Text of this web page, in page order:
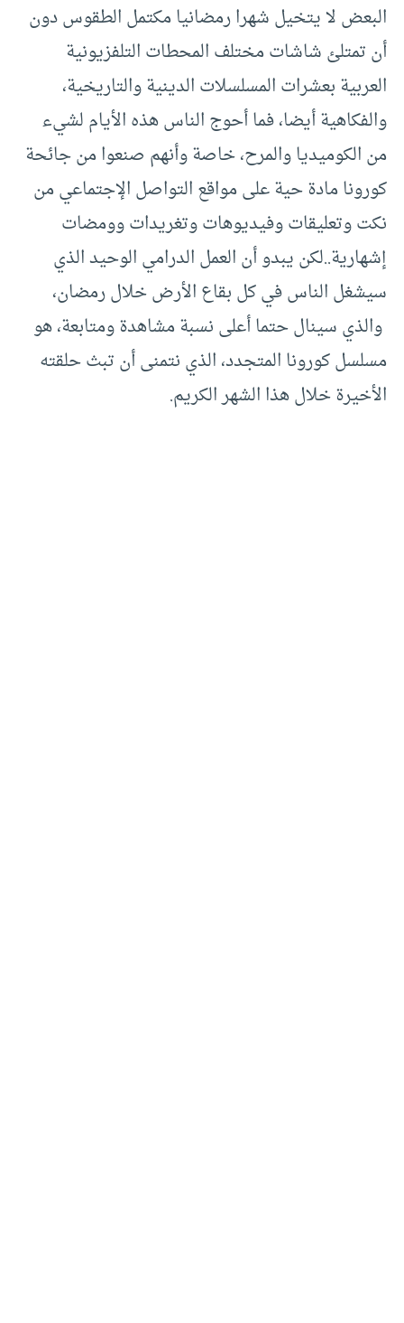
البعض لا يتخيل شهرا رمضانيا مكتمل الطقوس دون
أن تمتلئ شاشات مختلف المحطات التلفزيونية
العربية بعشرات المسلسلات الدينية والتاريخية،
والفكاهية أيضا، فما أحوج الناس هذه الأيام لشيء
من الكوميديا والمرح، خاصة وأنهم صنعوا من جائحة
كورونا مادة حية على مواقع التواصل الإجتماعي من
نكت وتعليقات وفيديوهات وتغريدات وومضات
إشهارية..لكن يبدو أن العمل الدرامي الوحيد الذي
سيشغل الناس في كل بقاع الأرض خلال رمضان،
والذي سينال حتما أعلى نسبة مشاهدة ومتابعة، هو
مسلسل كورونا المتجدد، الذي نتمنى أن تبث حلقته
الأخيرة خلال هذا الشهر الكريم.